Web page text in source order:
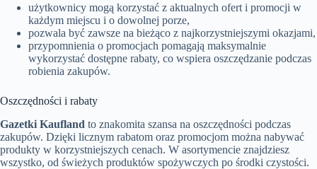
użytkownicy mogą korzystać z aktualnych ofert i promocji w
każdym miejscu i o dowolnej porze,
pozwala być zawsze na bieżąco z najkorzystniejszymi okazjami,
przypomnienia o promocjach pomagają maksymalnie
wykorzystać dostępne rabaty, co wspiera oszczędzanie podczas
robienia zakupów.
Oszczędności i rabaty
Gazetki Kaufland to znakomita szansa na oszczędności podczas
zakupów. Dzięki licznym rabatom oraz promocjom można nabywać
produkty w korzystniejszych cenach. W asortymencie znajdziesz
wszystko, od świeżych produktów spożywczych po środki czystości.